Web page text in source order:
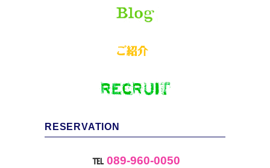
RESERVATION
℡ 089-960-0050